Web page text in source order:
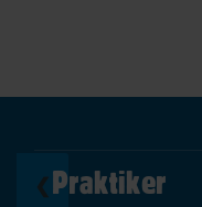
❮ Praktiker